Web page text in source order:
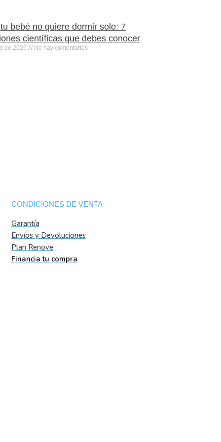
bebé no quiere dormir solo: 7
científicas que debes conocer
de 2026 No hay comentarios
CONDICIONES DE VENTA
Garantía
Envíos y Devoluciones
Plan Renove
Financia tu compra